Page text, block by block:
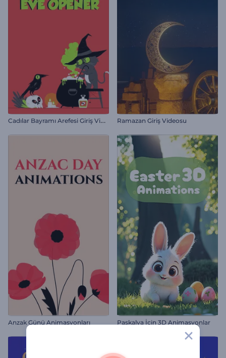
C
adılar Bayramı Arefesi Giriş Videosu Ramazan Giriş Videosu
Anzak Günü Animasyonları Paskalya İçin 3D Animasyonlar